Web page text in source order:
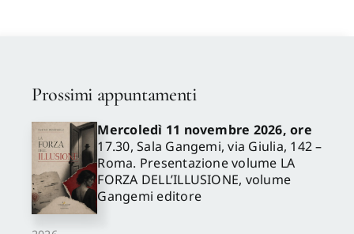
Prossimi appuntamenti
Mercoledì 11 novembre 2026, ore
17.30, Sala Gangemi, via Giulia, 142 –
Roma. Presentazione volume LA
FORZA DELL’ILLUSIONE, volume
Gangemi editore